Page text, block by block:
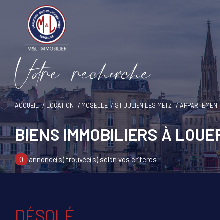
Vore recece
ACCUEIL LOCATION MOSELLE ST JULIEN LES METZ APPARTEMENT
BIENS IMMOBILIERS À
0 annonce(s) trouvée(s) selon vos critères
DÉSOLÉ